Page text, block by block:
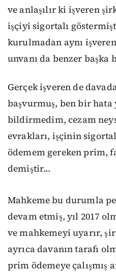
ve anlaşılır ki işveren
işçiyi sigortalı
kurulmadan aynı
unvanı da benzer başka
Gerçek işveren de
başvurmuş, ben bir hata
bildirmedim, cezam
evrakları, işçinin
ödemem gereken prim,
demiştir...
Mahkeme bu durumla
devam etmiş, yıl 2017
ve mahkemeyi uyarır,
ayrıca davanın tarafı
prim ödemeye çalışmış